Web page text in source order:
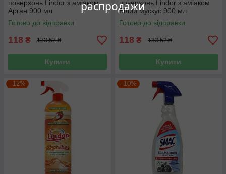
распродажи
поверхонь Lindor з аміаком
Арган 900 мл
Готово до відправки
118 ₴ 133,52 ₴
Купити
поверхонь Lindor з аміаком
Білий мускус 900 мл
Готово до відправки
118 ₴ 133,52 ₴
Купити
–12% –10%